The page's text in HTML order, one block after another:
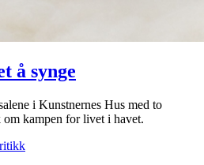
å synge
i Kunstnernes Hus med to
kampen for livet i havet.